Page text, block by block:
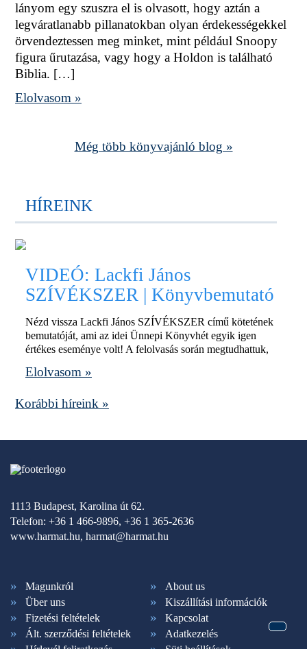
lányom egy szuszra el is olvasott, hogy aztán a
legváratlanabb pillanatokban olyan érdekességekkel
örvendeztessen meg minket, mint például Snoopy
figura űrutazása, vagy hogy a Holdon is található
Biblia. […]
Elolvasom »
Még több könyvajánló blog »
HÍREINK
VIDEÓ: Lackfi János
SZÍVÉKSZER | Könyvbemutató
Nézd vissza Lackfi János SZÍVÉKSZER című kötetének
bemutatóját, ami az idei Ünnepi Könyvhét egyik igen
értékes eseménye volt! A felolvasás során megtudhattuk,
Elolvasom »
Korábbi híreink »
1113 Budapest, Karolina út 62.
Telefon: +36 1 466-9896, +36 1 365-2636
www.harmat.hu, harmat@harmat.hu
Magunkról
About us
Über uns
Kiszállítási információk
Fizetési feltételek
Kapcsolat
Ált. szerződési feltételek
Adatkezelés